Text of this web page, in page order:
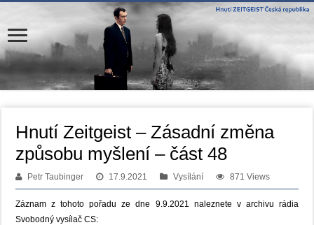
Hnutí Zeitgeist – Zásadní změna
způsobu myšlení – část 48
Petr Taubinger 17.9.2021 Vysílání 871 Views
Záznam z tohoto pořadu ze dne 9.9.2021 naleznete v archivu rádia
Svobodný vysílač CS: